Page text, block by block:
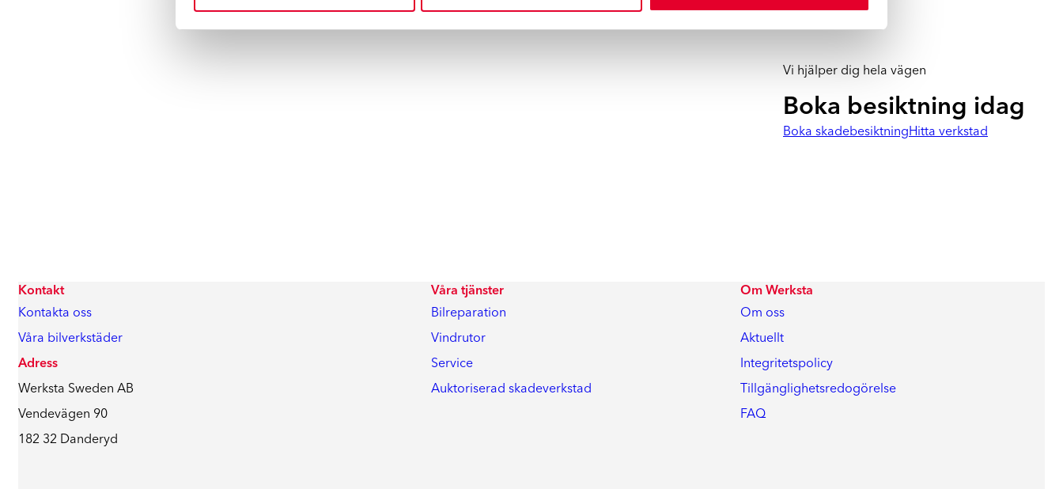
Vi hjälper dig hela vägen
Boka besiktning idag
Boka skadebesiktningHitta verkstad
Kontakt
Kontakta oss
Våra bilverkstäder
Adress
Werksta Sweden AB
Vendevägen 90
182 32 Danderyd
Våra tjänster
Bilreparation
Vindrutor
Service
Auktoriserad skadeverkstad
Om Werksta
Om oss
Aktuellt
Integritetspolicy
Tillgänglighetsredogörelse
FAQ